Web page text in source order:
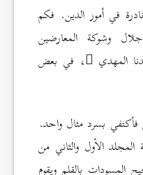
في أمور الدين. فكم
وشوكة المعارضين
المهدي ، في بعض
فأكتفي بسرد مثال واحد.
الأول والثاني من